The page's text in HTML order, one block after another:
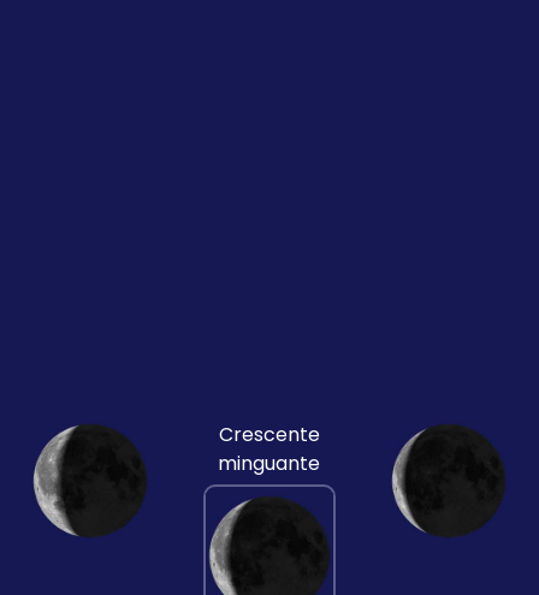
Crescente
minguante